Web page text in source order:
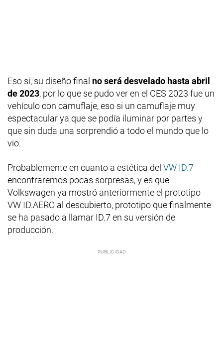
Eso si, su diseño final no será desvelado hasta abril
de 2023, por lo que se pudo ver en el CES 2023 fue un
vehículo con camuflaje, eso si un camuflaje muy
espectacular ya que se podía iluminar por partes y
que sin duda una sorprendió a todo el mundo que lo
vio.
Probablemente en cuanto a estética del VW ID.7
encontraremos pocas sorpresas, y es que
Volkswagen ya mostró anteriormente el prototipo
VW ID.AERO al descubierto, prototipo que finalmente
se ha pasado a llamar ID.7 en su versión de
producción.